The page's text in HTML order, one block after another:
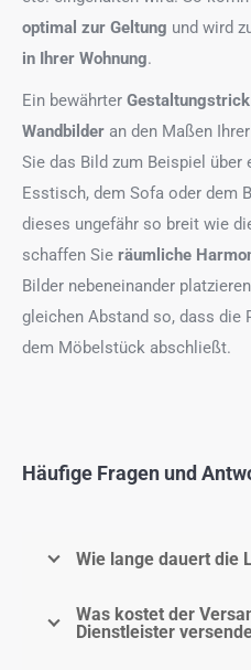
optimal zur Geltung und wird
in Ihrer Wohnung.
Ein bewährter Gestaltungstrick
Wandbilder an den Maßen Ihrer
Sie das Bild zum Beispiel über
Esstisch, dem Sofa oder dem
dieses ungefähr so breit wie
schaffen Sie räumliche
Bilder nebeneinander
gleichen Abstand so, dass die
dem Möbelstück abschließt.
Häufige Fragen und
Wie lange dauert die
Was kostet der
Dienstleister